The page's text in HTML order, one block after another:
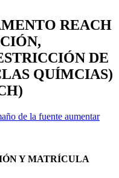
REACH
DE
QUÍMCIAS)
de la fuente aumentar
Y MATRÍCULA